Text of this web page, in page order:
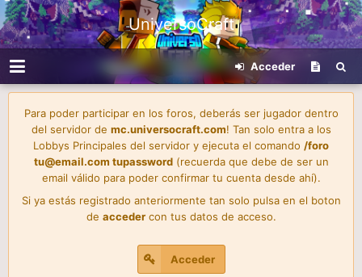
UniversoCraft
Acceder
Para poder participar en los foros, deberás ser jugador dentro
del servidor de mc.universocraft.com! Tan solo entra a los
Lobbys Principales del servidor y ejecuta el comando /foro
tu@email.com tupassword(recuerda que debe de ser un
email válido para poder confirmar tu cuenta desde ahí).
Si ya estás registrado anteriormente tan solo pulsa en el boton
de accedercon tus datos de acceso.
Acceder